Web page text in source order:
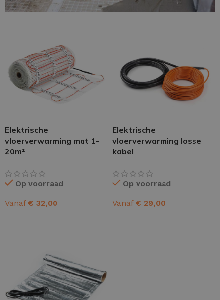
Elektrische
vloerverwarming mat 1-
20m²
Op voorraad
Vanaf € 32,00
Elektrische
vloerverwarming losse
kabel
Op voorraad
Vanaf € 29,00